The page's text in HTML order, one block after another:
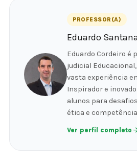
PROFESSOR(A)
Eduardo
Eduardo Cordeiro é
judicial
vasta experiência
Inspirador e
alunos para
ética e competência
Ver perfil completo